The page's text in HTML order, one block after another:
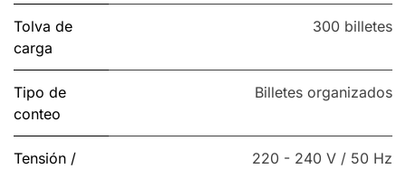
Tolva de
carga
300 billetes
Tipo de
conteo
Billetes organizados
Tensión /
220 - 240 V / 50 Hz